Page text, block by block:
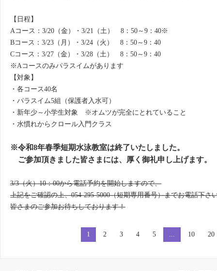
【日程】
Aコース：3/20（金）・3/21（土） 8：50～9：40※
Bコース：3/23（月）・3/24（火） 8：50～9：40
Cコース：3/27（金）・3/28（土） 8：50～9：40
※Aコースのみパラスイムがあります
【対象】
・各コース40名
・パラスイム5組（保護者入水可）
・新年少～小学生対象 ※オムツが完全にとれていること
・水慣れからクロール入門クラス
※令和8年春季短期水泳教室は終了いたしました。
ご参加頂きました皆さまには、厚く御礼申し上げます。
3/3（火）10：00から電話予約を開始しますので、
上記をご確認の上、054-295-5000（短期専用番号）までお電話下さ
皆さまのご参加お待ちしております！
1 2 3 4 5 ... 10 20